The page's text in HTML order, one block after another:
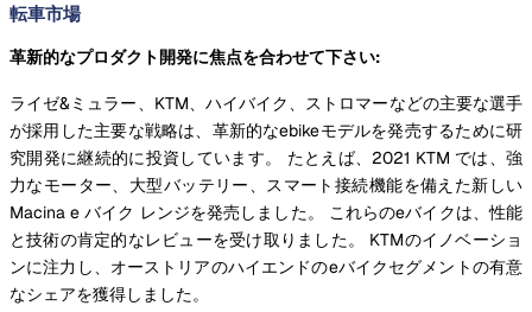
転車市場
革新的なプロダクト開発に焦点を合わせて下さい:
ライゼ&ミュラー、KTM、ハイバイク、ストロマーなどの主要な選手
が採用した主要な戦略は、革新的なebikeモデルを発売するために研
究開発に継続的に投資しています。 たとえば、2021 KTM では、強
力なモーター、大型バッテリー、スマート接続機能を備えた新しい
Macina e バイク レンジを発売しました。 これらのeバイクは、性能
と技術の肯定的なレビューを受け取りました。 KTMのイノベーショ
ンに注力し、オーストリアのハイエンドのeバイクセグメントの有意
なシェアを獲得しました。